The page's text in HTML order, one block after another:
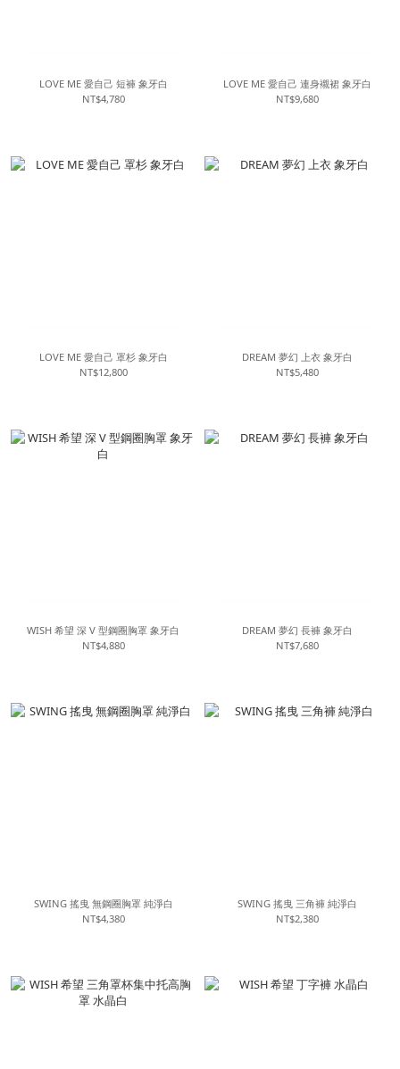
LOVE ME 愛自己 短褲 象牙白
NT$4,780
LOVE ME 愛自己 連身襯裙 象牙白
NT$9,680
LOVE ME 愛自己 罩杉 象牙白
NT$12,800
DREAM 夢幻 上衣 象牙白
NT$5,480
WISH 希望 深 V 型鋼圈胸罩 象牙白
NT$4,880
DREAM 夢幻 長褲 象牙白
NT$7,680
SWING 搖曳 無鋼圈胸罩 純淨白
NT$4,380
SWING 搖曳 三角褲 純淨白
NT$2,380